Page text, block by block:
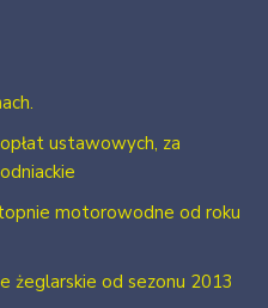
ustawowych, za
motorowodne od roku
żeglarskie od sezonu 2013